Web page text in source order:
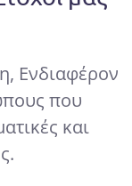
Ενδιαφέρον
που
και